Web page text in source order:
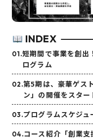
INDEX
短期間で事業を創出
ログラム
第5期は、豪華ゲス
ン」の開催をスター
プログラムスケジュ
コース紹介「創業支